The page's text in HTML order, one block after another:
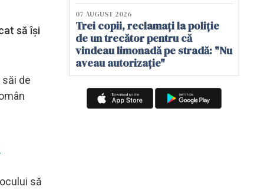
să îşi
de
să
07 AUGUST 2026
Trei copii, reclamați la poliție
de un trecător pentru că
vindeau limonadă pe stradă: "Nu
aveau autorizație"